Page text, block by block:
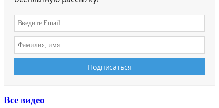
Все видео